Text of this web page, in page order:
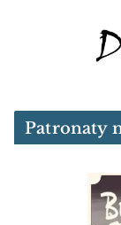
Patronaty